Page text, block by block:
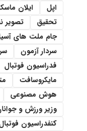
اپل
ایلان
تحقیق
تصویر
جام ملت های
سردار آزمون
فدراسیون فوتبال
مایکروسافت
هوش مصنوعی
وزیر ورزش و
کنفدراسیون